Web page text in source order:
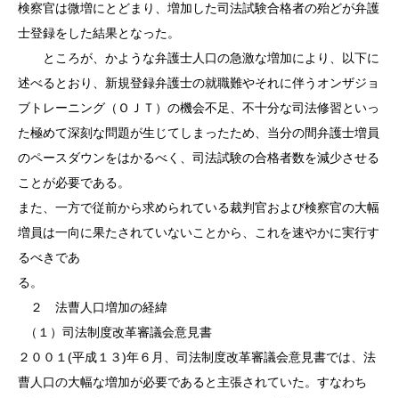
検察官は微増にとどまり、増加した司法試験合格者の殆どが弁護
士登録をした結果となった。
ところが、かような弁護士人口の急激な増加により、以下に
述べるとおり、新規登録弁護士の就職難やそれに伴うオンザジョ
ブトレーニング（ＯＪＴ）の機会不足、不十分な司法修習といっ
た極めて深刻な問題が生じてしまったため、当分の間弁護士増員
のペースダウンをはかるべく、司法試験の合格者数を減少させる
ことが必要である。
また、一方で従前から求められている裁判官および検察官の大幅
増員は一向に果たされていないことから、これを速やかに実行す
るべきであ
る。
２ 法曹人口増加の経緯
（１）司法制度改革審議会意見書
２００１ (平成１３)年６月、司法制度改革審議会意見書では、法
曹人口の大幅な増加が必要であると主張されていた。すなわち